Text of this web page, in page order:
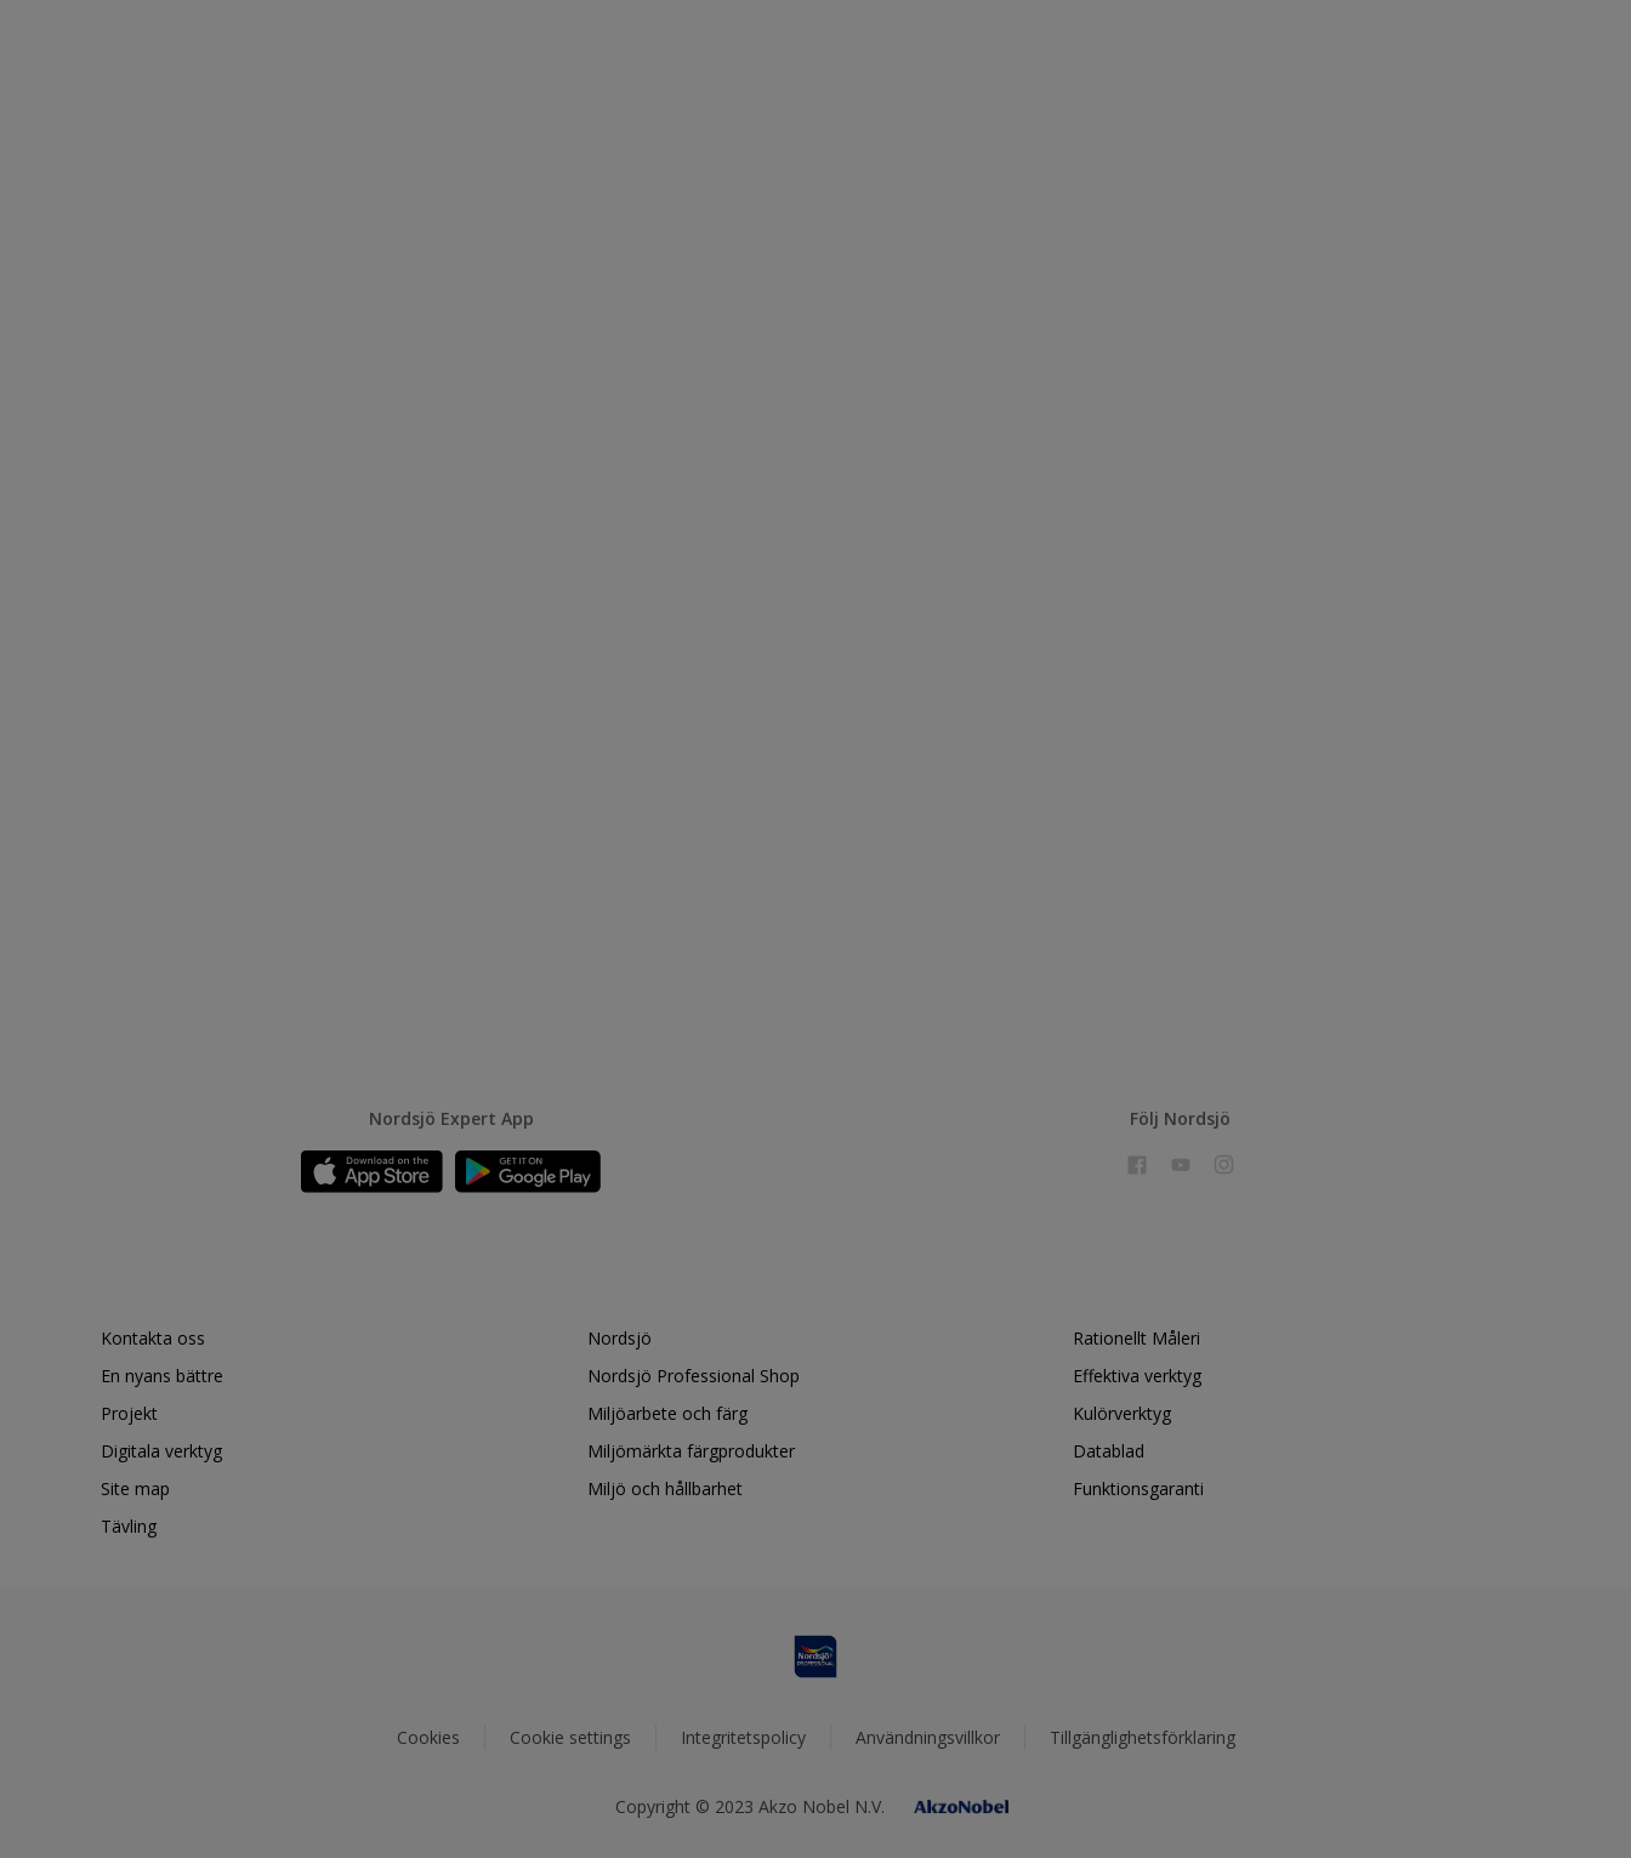
Nordsjö Expert App Följ Nordsjö
Kontakta oss
En nyans bättre
Projekt
Digitala verktyg
Site map
Tävling
Nordsjö
Nordsjö Professional Shop
Miljöarbete och färg
Miljömärkta färgprodukter
Miljö och hållbarhet
Rationellt Måleri
Effektiva verktyg
Kulörverktyg
Datablad
Funktionsgaranti
Cookies Cookie settings Integritetspolicy Användningsvillkor Tillgänglighetsförklaring
Copyright © 2023 Akzo Nobel N.V.